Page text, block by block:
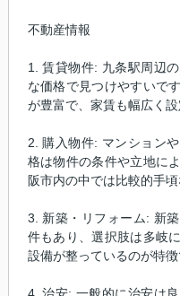
不動産情報
1. 賃貸物件: 九条駅周辺
な価格で見つけやすいで
が豊富で、家賃も幅広く設
2. 購入物件: マンション
格は物件の条件や立地に
阪市内の中では比較的手
3. 新築・リフォーム: 新
件もあり、選択肢は多岐
設備が整っているのが特徴
4. 治安: 一般的に治安は